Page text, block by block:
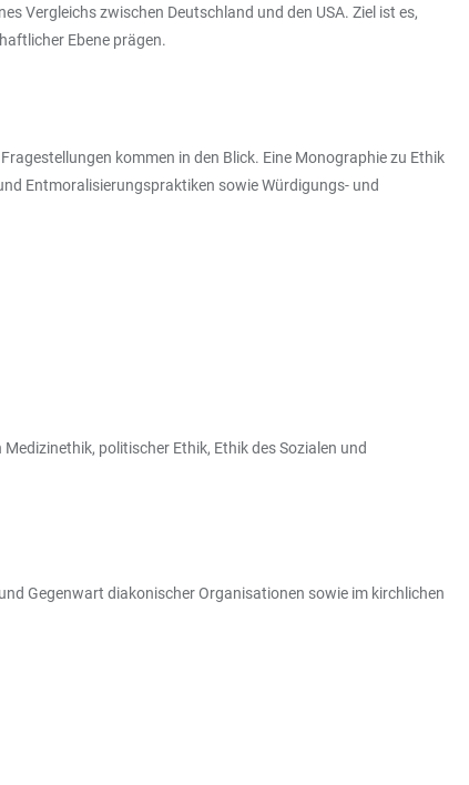
Vergleichs zwischen Deutschland und den USA. Ziel ist es,
Ebene prägen.
kommen in den Blick. Eine Monographie zu Ethik
Entmoralisierungspraktiken sowie Würdigungs- und
politischer Ethik, Ethik des Sozialen und
Gegenwart diakonischer Organisationen sowie im kirchlichen